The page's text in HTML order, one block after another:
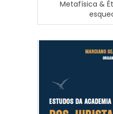
Metafísica &